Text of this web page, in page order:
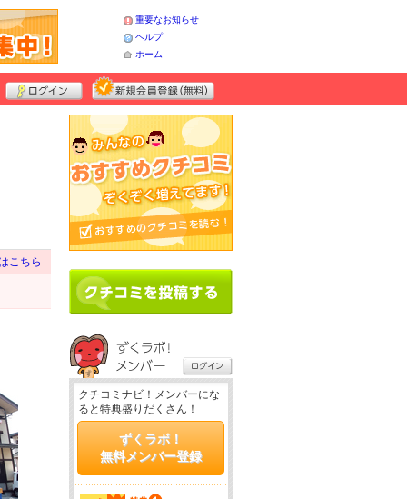
重要なお知らせ
ヘルプ
ホーム
こちら
クチコミナビ！メンバーにな
ると特典盛りだくさん！
ずくラボ！
無料メンバー登録